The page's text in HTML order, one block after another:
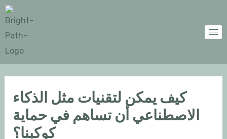
Skip
to
content
كيف يمكن لتقنيات مثل الذكاء
الاصطناعي أن تساهم في حماية
كوكبنا؟
navigation